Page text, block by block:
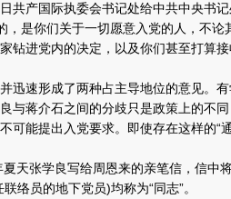
产国际执委会书记处给中共中央书记
，是你们关于一切愿意入党的人，不论
钻进党内的决定，以及你们甚至打算接
速形成了两种占主导地位的意见。有
与蒋介石之间的分歧只是政策上的不
可能提出入党要求。即使存在这样的“
张学良写给周恩来的亲笔信，信中
络员的地下党员)均称为“同志”。